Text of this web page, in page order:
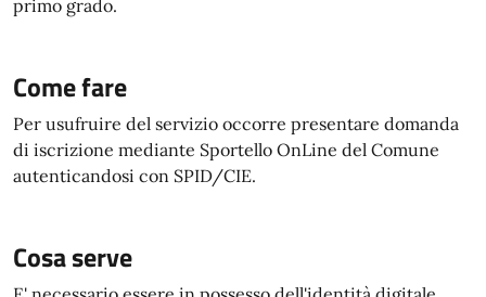
primo grado.
Come fare
Per usufruire del servizio occorre presentare domanda
di iscrizione mediante Sportello OnLine del Comune
autenticandosi con SPID/CIE.
Cosa serve